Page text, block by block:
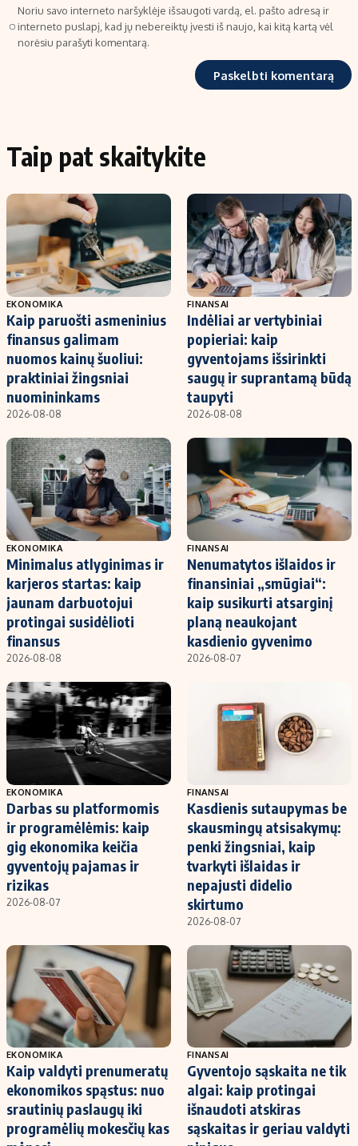
Noriu savo interneto naršyklėje išsaugoti vardą, el. pašto adresą ir
interneto puslapį, kad jų nebereiktų įvesti iš naujo, kai kitą kartą vėl
norėsiu parašyti komentarą.
Taip pat skaitykite
EKONOMIKA
Kaip paruošti asmeninius
finansus galimam
nuomos kainų šuoliui:
praktiniai žingsniai
nuomininkams
2026-08-08
FINANSAI
Indėliai ar vertybiniai
popieriai: kaip
gyventojams išsirinkti
saugų ir suprantamą būdą
taupyti
2026-08-08
EKONOMIKA
Minimalus atlyginimas ir
karjeros startas: kaip
jaunam darbuotojui
protingai susidėlioti
finansus
2026-08-08
FINANSAI
Nenumatytos išlaidos ir
finansiniai „smūgiai“:
kaip susikurti atsarginį
planą neaukojant
kasdienio gyvenimo
2026-08-07
EKONOMIKA
Darbas su platformomis
ir programėlėmis: kaip
gig ekonomika keičia
gyventojų pajamas ir
rizikas
2026-08-07
FINANSAI
Kasdienis sutaupymas be
skausmingų atsisakymų:
penki žingsniai, kaip
tvarkyti išlaidas ir
nepajusti didelio
skirtumo
2026-08-07
EKONOMIKA
Kaip valdyti prenumeratų
ekonomikos spąstus: nuo
srautinių paslaugų iki
programėlių mokesčių kas
FINANSAI
Gyventojo sąskaita ne tik
algai: kaip protingai
išnaudoti atskiras
sąskaitas ir geriau valdyti